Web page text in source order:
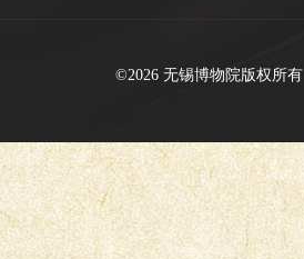
©2026 无锡博物院版权所有